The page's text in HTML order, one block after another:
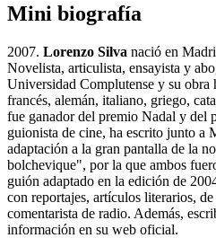
Mini biografía
2007. Lorenzo Silva nació en
Novelista, articulista, ensayista y
Universidad Complutense y su obra
francés, alemán, italiano, griego,
fue ganador del premio Nadal y del
guionista de cine, ha escrito junto a
adaptación a la gran pantalla de la
bolchevique", por la que ambos
guión adaptado en la edición de
con reportajes, artículos literarios,
comentarista de radio. Además,
información en su web oficial.